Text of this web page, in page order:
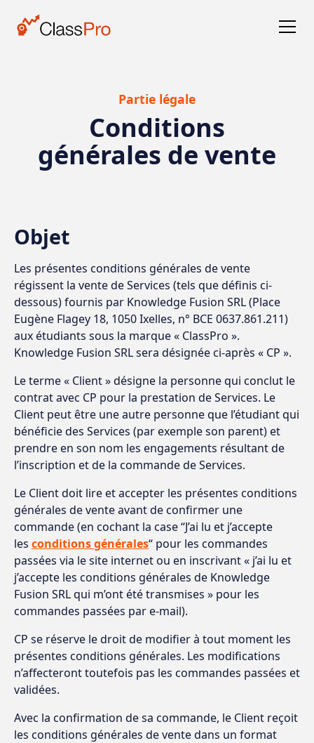
Partie légale
Conditions
générales de vente
Objet
Les présentes conditions générales de vente
régissent la vente de Services (tels que définis ci-
dessous) fournis par Knowledge Fusion SRL (Place
Eugène Flagey 18, 1050 Ixelles, n° BCE 0637.861.211)
aux étudiants sous la marque « ClassPro ».
Knowledge Fusion SRL sera désignée ci-après « CP ».
Le terme « Client » désigne la personne qui conclut le
contrat avec CP pour la prestation de Services. Le
Client peut être une autre personne que l’étudiant qui
bénéficie des Services (par exemple son parent) et
prendre en son nom les engagements résultant de
l’inscription et de la commande de Services.
Le Client doit lire et accepter les présentes conditions
générales de vente avant de confirmer une
commande (en cochant la case “J’ai lu et j’accepte
les conditions générales“ pour les commandes
passées via le site internet ou en inscrivant « j’ai lu et
j’accepte les conditions générales de Knowledge
Fusion SRL qui m’ont été transmises » pour les
commandes passées par e-mail).
CP se réserve le droit de modifier à tout moment les
présentes conditions générales. Les modifications
n’affecteront toutefois pas les commandes passées et
validées.
Avec la confirmation de sa commande, le Client reçoit
les conditions générales de vente dans un format